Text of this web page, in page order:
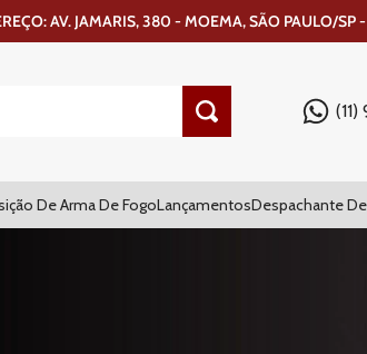
AV. JAMARIS, 380 - MOEMA, SÃO PAULO/SP
De Arma De FogoLançamentosDespachante